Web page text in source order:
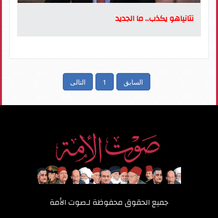
نتانياهو يكذب.. ما الجديد
السابق 1 التالى
جميع الحقوق محفوظة لـصوت الأمة